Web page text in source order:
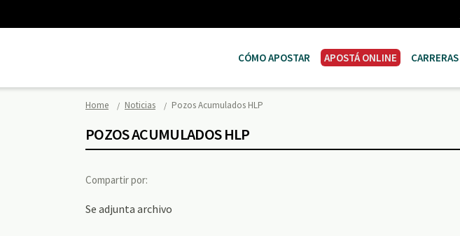
CÓMO APOSTAR APOSTÁ ONLINE CARRERAS
Home Noticias Pozos Acumulados HLP
POZOS ACUMULADOS HLP
Compartir por:
Se adjunta archivo